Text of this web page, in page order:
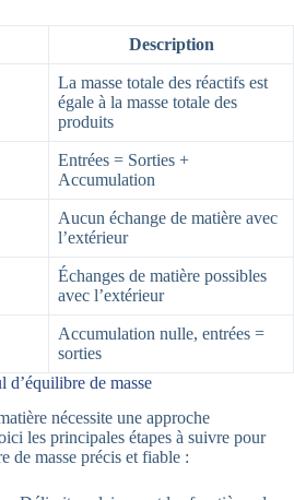
Description
La masse totale des réactifs est
égale à la masse totale des
produits
Entrées = Sorties +
Accumulation
Aucun échange de matière avec
l’extérieur
Échanges de matière possibles
avec l’extérieur
Accumulation nulle, entrées =
sorties
d’équilibre de masse
nécessite une approche
les principales étapes à suivre pour
de masse précis et fiable :